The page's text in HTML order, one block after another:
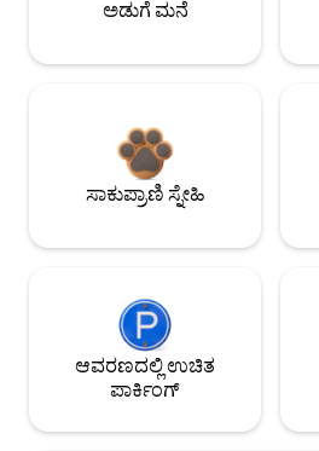
ಅಡುಗೆ ಮನೆ
ಸಾಕುಪ್ರಾಣಿ ಸ್ನೇಹಿ
ಆವರಣದಲ್ಲಿ ಉಚಿತ
ಪಾರ್ಕಿಂಗ್